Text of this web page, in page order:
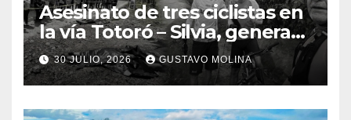
Asesinato de tres ciclistas en
la vía Totoró – Silvia, genera
consternación en el Cauca
30 JULIO, 2026 GUSTAVO MOLINA